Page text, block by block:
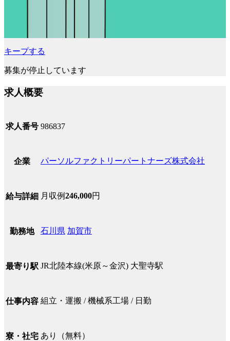
キープする
募集が停止しています
求人概要
求人番号 986837
企業 パーソルファクトリーパートナーズ株式会社
給与詳細 月収例246,000円
勤務地 石川県 加賀市
最寄り駅 JR北陸本線(米原～金沢) 大聖寺駅
仕事内容 組立・運搬 / 機械系工場 / 日勤
寮・社宅 あり（無料）